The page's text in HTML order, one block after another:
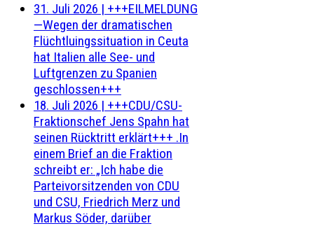
31. Juli 2026 | +++EILMELDUNG
—Wegen der dramatischen
Flüchtluingssituation in Ceuta
hat Italien alle See- und
Luftgrenzen zu Spanien
geschlossen+++
18. Juli 2026 | +++CDU/CSU-
Fraktionschef Jens Spahn hat
seinen Rücktritt erklärt+++ .In
einem Brief an die Fraktion
schreibt er: „Ich habe die
Parteivorsitzenden von CDU
und CSU, Friedrich Merz und
Markus Söder, darüber